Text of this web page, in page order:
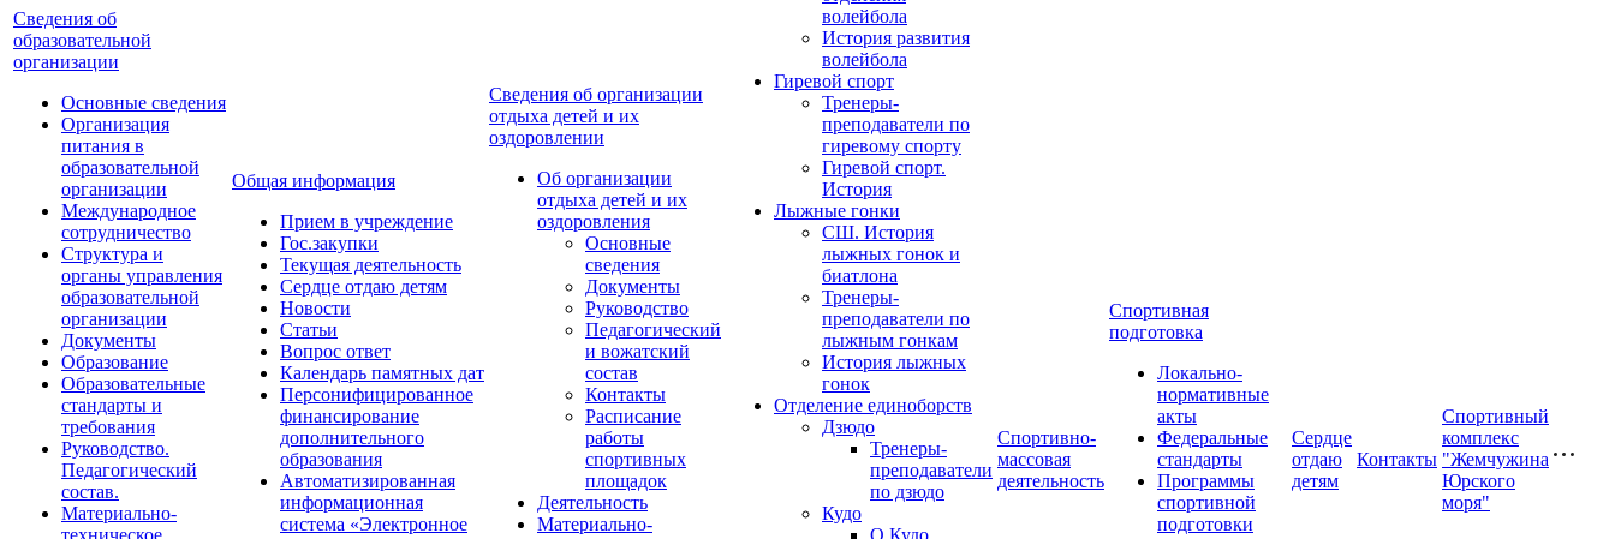
Cведения об
образовательной
организации
Основные сведения
Организация
питания в
образовательной
организации
Международное
сотрудничество
Cтруктура и
органы управления
образовательной
организации
Документы
Образование
Образовательные
стандарты и
требования
Руководство.
Педагогический
состав.
Материально-
техническое
Общая информация
Прием в учреждение
Гос.закупки
Текущая деятельность
Сердце отдаю детям
Новости
Статьи
Вопрос ответ
Календарь памятных дат
Персонифицированное
финансирование
дополнительного
образования
Автоматизированная
информационная
система «Электронное
Сведения об организации
отдыха детей и их
оздоровлении
Об организации
отдыха детей и их
оздоровления
Основные
сведения
Документы
Руководство
Педагогический
и вожатский
состав
Контакты
Расписание
работы
спортивных
площадок
Деятельность
Материально-
волейбола
История развития
волейбола
Гиревой спорт
Тренеры-
преподаватели по
гиревому спорту
Гиревой спорт.
История
Лыжные гонки
СШ. История
лыжных гонок и
биатлона
Тренеры-
преподаватели по
лыжным гонкам
История лыжных
гонок
Отделение единоборств
Дзюдо
Тренеры-
преподаватели
по дзюдо
Кудо
О Кудо
Спортивно-
массовая
деятельность
Спортивная
подготовка
Локально-
нормативные
акты
Федеральные
стандарты
Программы
спортивной
подготовки
Сердце
отдаю
детям
Контакты
Спортивный
комплекс
"Жемчужина
Юрского
моря"